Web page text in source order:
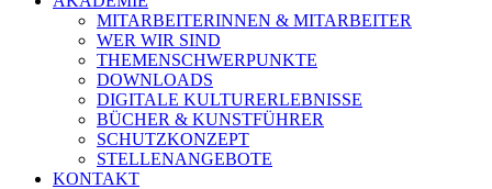
MITARBEITERINNEN & MITARBEITER
WER WIR SIND
THEMENSCHWERPUNKTE
DOWNLOADS
DIGITALE KULTURERLEBNISSE
BÜCHER & KUNSTFÜHRER
SCHUTZKONZEPT
STELLENANGEBOTE
KONTAKT